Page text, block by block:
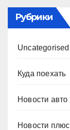
Рубрики
Uncategorised
Куда поехать
Новости авто
Новости плюс